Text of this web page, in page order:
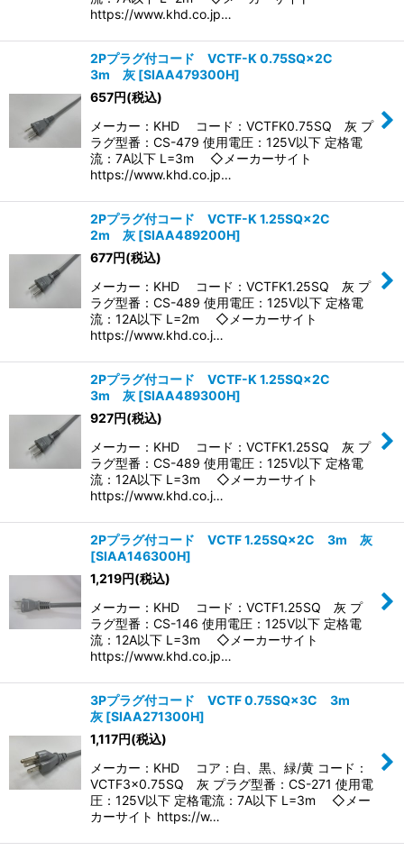
https://www.khd.co.jp…
2Pプラグ付コード VCTF-K 0.75SQ×2C
3m 灰 [SIAA479300H]
657円(税込)
メーカー：KHD コード：VCTFK0.75SQ 灰 プ
ラグ型番：CS-479 使用電圧：125V以下 定格電
流：7A以下 L=3m ◇メーカーサイト
https://www.khd.co.jp…
2Pプラグ付コード VCTF-K 1.25SQ×2C
2m 灰 [SIAA489200H]
677円(税込)
メーカー：KHD コード：VCTFK1.25SQ 灰 プ
ラグ型番：CS-489 使用電圧：125V以下 定格電
流：12A以下 L=2m ◇メーカーサイト
https://www.khd.co.j…
2Pプラグ付コード VCTF-K 1.25SQ×2C
3m 灰 [SIAA489300H]
927円(税込)
メーカー：KHD コード：VCTFK1.25SQ 灰 プ
ラグ型番：CS-489 使用電圧：125V以下 定格電
流：12A以下 L=3m ◇メーカーサイト
https://www.khd.co.j…
2Pプラグ付コード VCTF 1.25SQ×2C 3m 灰
[SIAA146300H]
1,219円(税込)
メーカー：KHD コード：VCTF1.25SQ 灰 プ
ラグ型番：CS-146 使用電圧：125V以下 定格電
流：12A以下 L=3m ◇メーカーサイト
https://www.khd.co.jp…
3Pプラグ付コード VCTF 0.75SQ×3C 3m
灰 [SIAA271300H]
1,117円(税込)
メーカー：KHD コア：白、黒、緑/黄 コード：
VCTF3×0.75SQ 灰 プラグ型番：CS-271 使用電
圧：125V以下 定格電流：7A以下 L=3m ◇メー
カーサイト https://w…